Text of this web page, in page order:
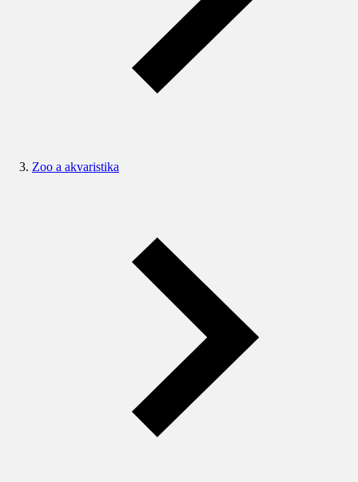
Zoo a akvaristika